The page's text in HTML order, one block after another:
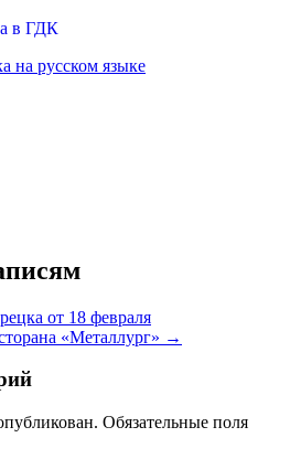
в ГДК
на русском языке
от 18 февраля
«Металлург» →
Обязательные поля